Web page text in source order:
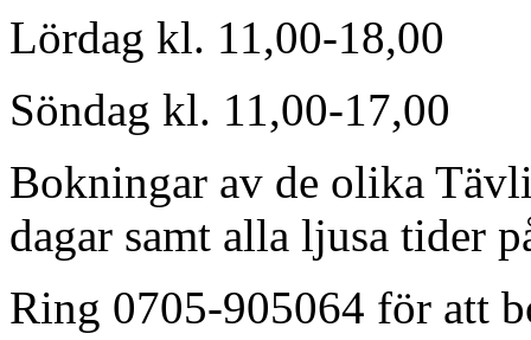
Lördag kl. 11,00-18,00
Söndag kl. 11,00-17,00
Bokningar av de olika
dagar samt alla ljusa tider
Ring 0705-905064 för att